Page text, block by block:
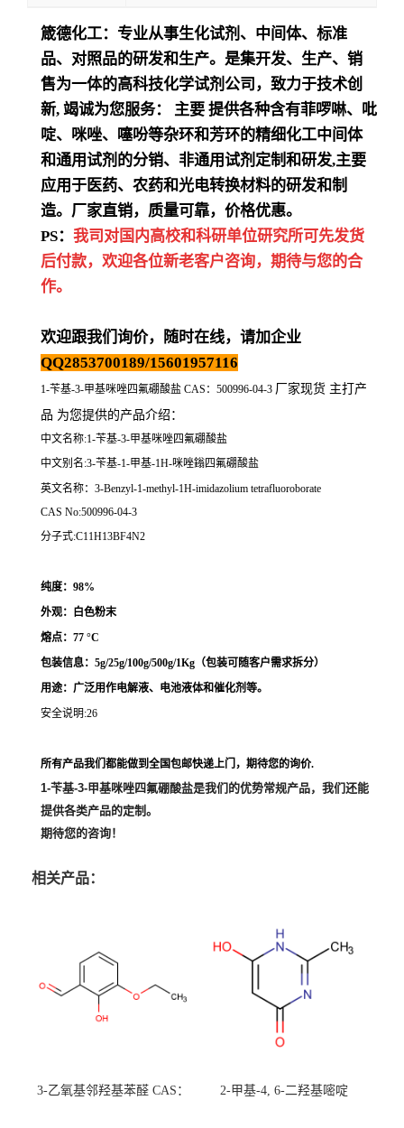
箴德化工：专业从事生化试剂、中间体、标准
品、对照品的研发和生产。是集开发、生产、销
售为一体的高科技化学试剂公司，致力于技术创
新, 竭诚为您服务： 主要 提供各种含有菲啰啉、吡
啶、咪唑、噻吩等杂环和芳环的精细化工中间体
和通用试剂的分销、非通用试剂定制和研发,主要
应用于医药、农药和光电转换材料的研发和制
造。厂家直销，质量可靠，价格优惠。
PS： 我司对国内高校和科研单位研究所可先发货
后付款，欢迎各位新老客户咨询，期待与您的合
作。
欢迎跟我们询价，随时在线，请加企业
QQ2853700189/15601957116
1-苄基-3-甲基咪唑四氟硼酸盐 CAS：500996-04-3 厂家现货 主打产
品 为您提供的产品介绍 ：
中文名称:1-苄基-3-甲基咪唑四氟硼酸盐
中文别名:3-苄基-1-甲基-1H-咪唑鎓四氟硼酸盐
英文名称：3-Benzyl-1-methyl-1H-imidazolium tetrafluoroborate
CAS No:500996-04-3
分子式:C11H13BF4N2
纯度：98%
外观：白色粉末
熔点： 77 °C
包装信息：5g/25g/100g/500g/1Kg（包装可随客户需求拆分）
用途： 广泛用作电解液、电池液体和催化剂等。
安全说明:26
所有产品我们都能做到全国包邮快递上门，期待您的询价.
1-苄基-3-甲基咪唑四氟硼酸盐是我们的优势常规产品，我们还能
提供各类产品的定制。
期待您的咨询！
相关产品：
3-乙氧基邻羟基苯醛 CAS：
2-甲基-4, 6-二羟基嘧啶